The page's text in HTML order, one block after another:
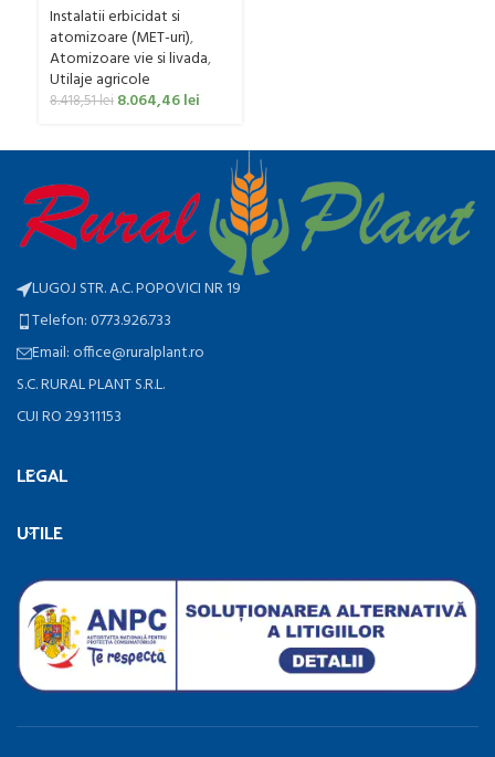
Bufer, model Ronda
Clasic, 200 litri
Instalatii erbicidat si
atomizoare (MET-uri),
Atomizoare vie si livada,
Utilaje agricole
8.418,51lei 8.064,46lei
LUGOJ STR. A.C. POPOVICI NR 19
Telefon: 0773.926.733
Email: office@ruralplant.ro
S.C. RURAL PLANT S.R.L.
CUI RO 29311153
LEGAL
UTILE